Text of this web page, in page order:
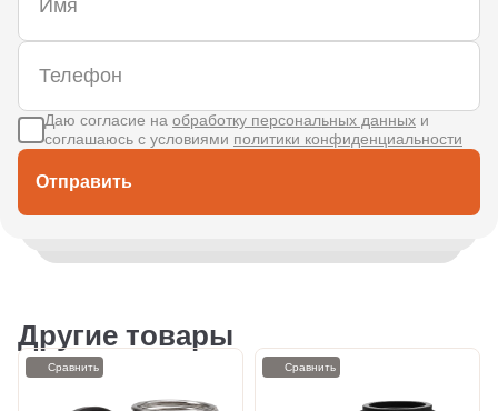
Отправить
Даю согласие на обработку персональных данных и
соглашаюсь с условиями политики конфиденциальности
Другие товары
Сравнить Сравнить